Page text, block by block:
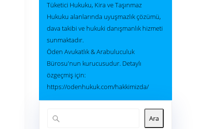
Tüketici Hukuku, Kira ve Taşınmaz
Hukuku alanlarında uyuşmazlık çözümü,
dava takibi ve hukuki danışmanlık hizmeti
sunmaktadır.
Öden Avukatlık & Arabuluculuk
Bürosu'nun kurucusudur. Detaylı
özgeçmiş için:
https://odenhukuk.com/hakkimizda/
Ara